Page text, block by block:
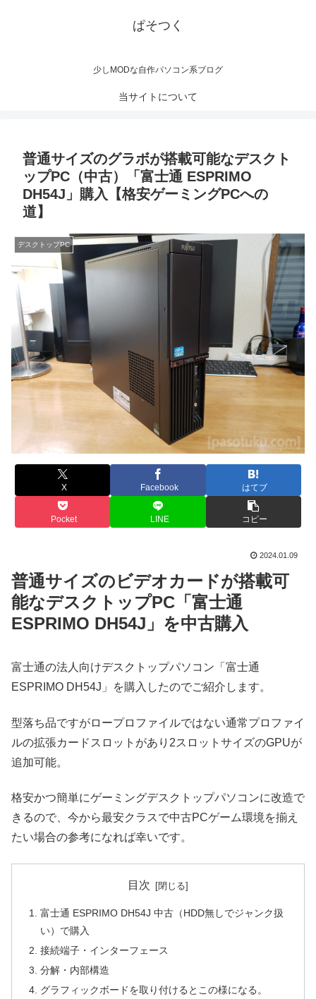
ぱそつく
少しMODな自作パソコン系ブログ
当サイトについて
普通サイズのグラボが搭載可能なデスクト
ップPC（中古）「富士通 ESPRIMO
DH54J」購入【格安ゲーミングPCへの
道】
デスクトップPC
X Facebook はてブ
Pocket LINE コピー
2024.01.09
普通サイズのビデオカードが搭載可
能なデスクトップPC「富士通
ESPRIMO DH54J」を中古購入
富士通の法人向けデスクトップパソコン「富士通
ESPRIMO DH54J」を購入したのでご紹介します。
型落ち品ですがロープロファイルではない通常プロファイ
ルの拡張カードスロットがあり2スロットサイズのGPUが
追加可能。
格安かつ簡単にゲーミングデスクトップパソコンに改造で
きるので、今から最安クラスで中古PCゲーム環境を揃え
たい場合の参考になれば幸いです。
目次
富士通 ESPRIMO DH54J 中古（HDD無しでジャンク扱
い）で購入
接続端子・インターフェース
分解・内部構造
グラフィックボードを取り付けるとこの様になる。